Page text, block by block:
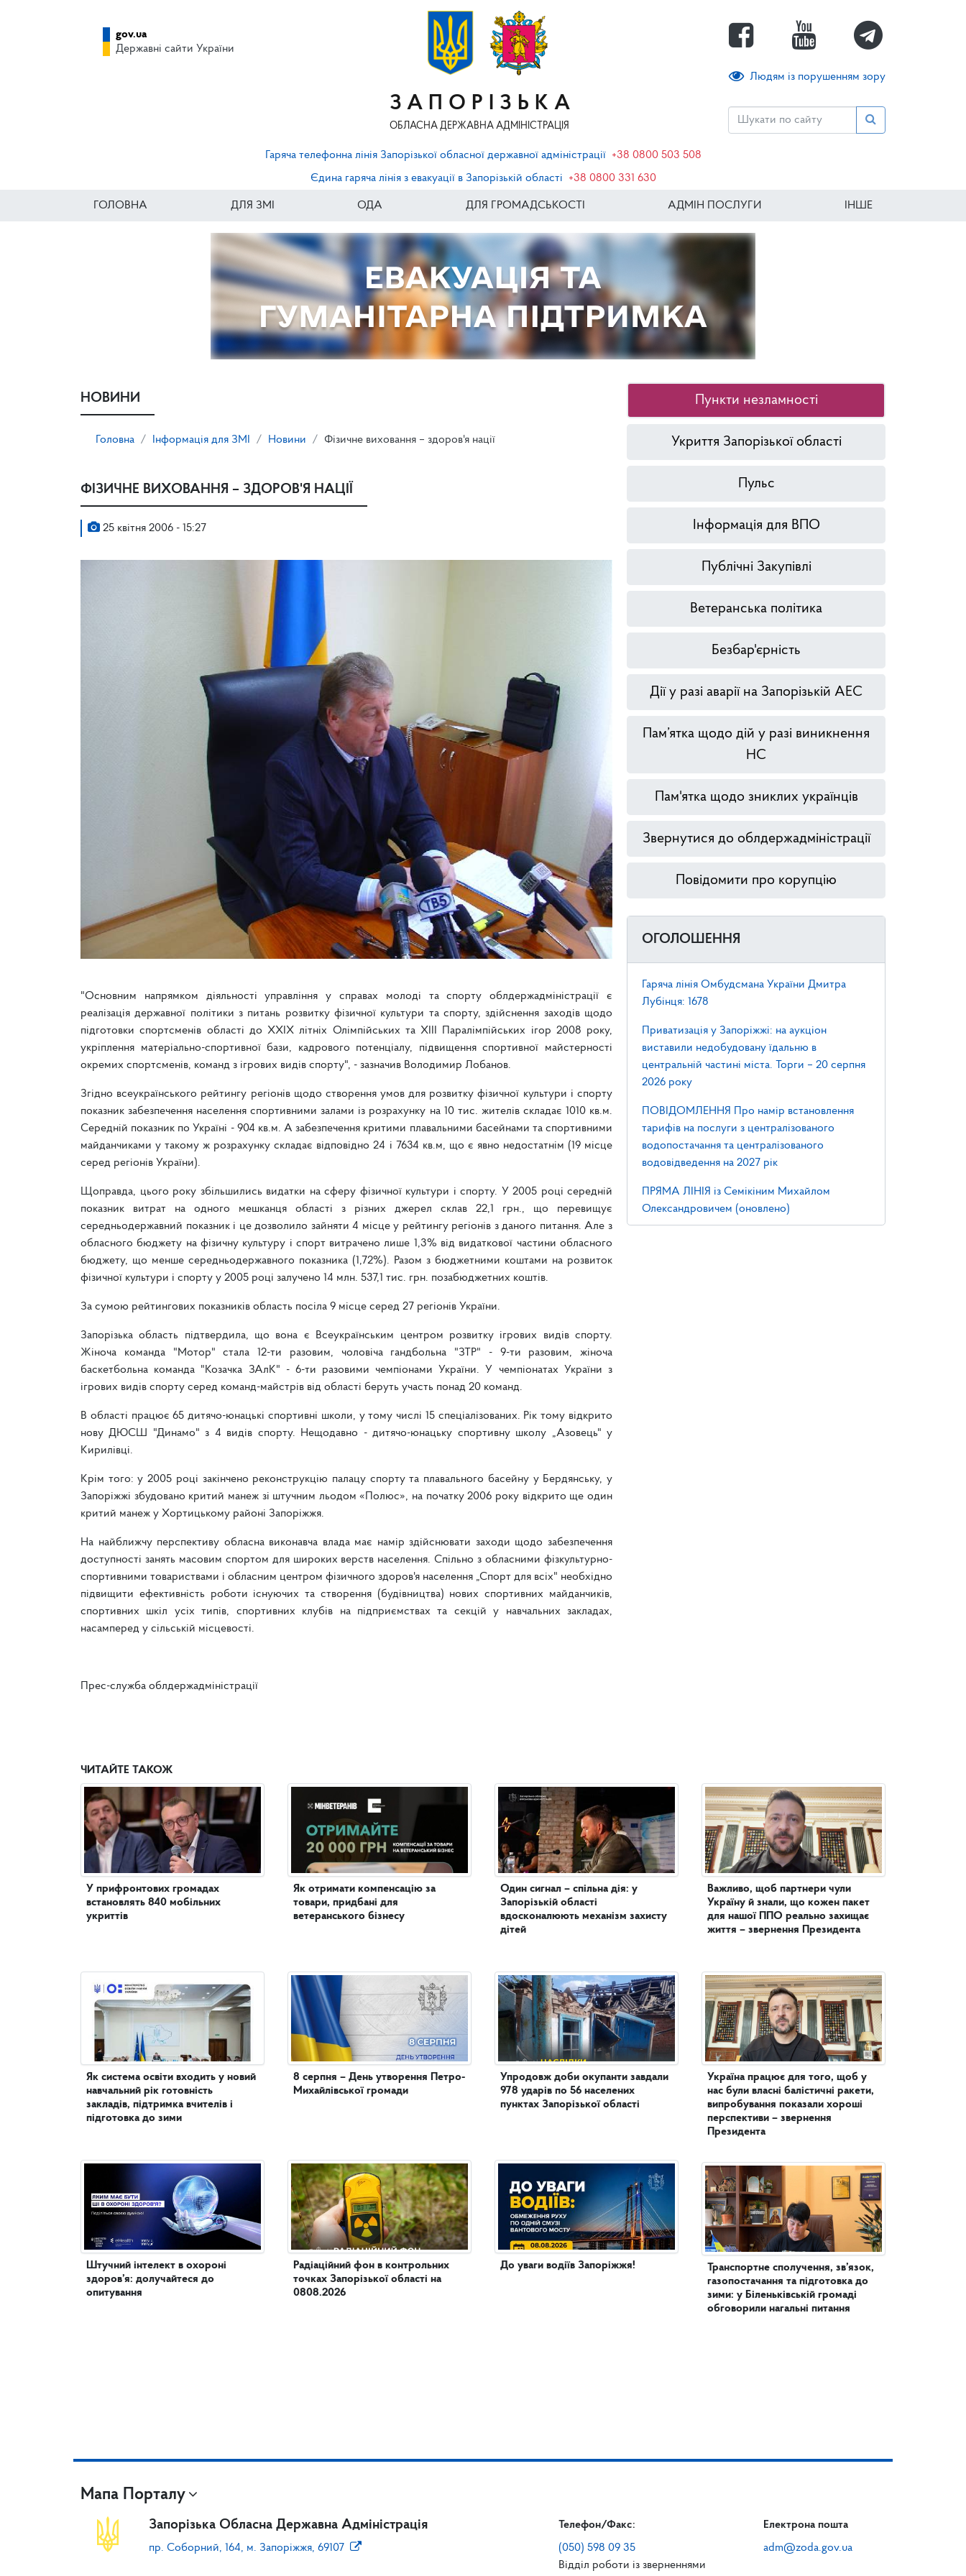
ЗАПОРІЗЬКА
ОБЛАСНА ДЕРЖАВНА АДМІНІСТРАЦІЯ
Людям із порушенням зору
gov.ua
Державні сайти України
Гаряча телефонна лінія Запорізької обласної державної адміністрації +38 0800 503 508
Єдина гаряча лінія з евакуації в Запорізькій області
+38 0800 331 630
ГОЛОВНА ДЛЯ ЗМІ ОДА ДЛЯ ГРОМАДСЬКОСТІ АДМІН ПОСЛУГИ ІНШЕ
НОВИНИ
Головна Інформація для ЗМІ Новини Фізичне виховання – здоров'я нації
ФІЗИЧНЕ ВИХОВАННЯ – ЗДОРОВ'Я НАЦІЇ
25 квітня 2006 - 15:27
"Основним напрямком діяльності управління у справах молоді та спорту облдержадміністрації є
реалізація державної політики з питань розвитку фізичної культури та спорту, здійснення заходів щодо
підготовки спортсменів області до XXIX літніх Олімпійських та XIII Паралімпійських ігор 2008 року,
укріплення матеріально-спортивної бази, кадрового потенціалу, підвищення спортивної майстерності
окремих спортсменів, команд з ігрових видів спорту", - зазначив Володимир Лобанов.
Згідно всеукраїнського рейтингу регіонів щодо створення умов для розвитку фізичної культури і спорту
показник забезпечення населення спортивними залами із розрахунку на 10 тис. жителів складає 1010 кв.м.
Середній показник по Україні - 904 кв.м. А забезпечення критими плавальними басейнами та спортивними
майданчиками у такому ж розрахунку складає відповідно 24 і 7634 кв.м, що є явно недостатнім (19 місце
серед регіонів України).
Щоправда, цього року збільшились видатки на сферу фізичної культури і спорту. У 2005 році середній
показник витрат на одного мешканця області з різних джерел склав 22,1 грн., що перевищує
середньодержавний показник і це дозволило зайняти 4 місце у рейтингу регіонів з даного питання. Але з
обласного бюджету на фізичну культуру і спорт витрачено лише 1,3% від видаткової частини обласного
бюджету, що менше середньодержавного показника (1,72%). Разом з бюджетними коштами на розвиток
фізичної культури і спорту у 2005 році залучено 14 млн. 537,1 тис. грн. позабюджетних коштів.
За сумою рейтингових показників область посіла 9 місце серед 27 регіонів України.
Запорізька область підтвердила, що вона є Всеукраїнським центром розвитку ігрових видів спорту.
Жіноча команда "Мотор" стала 12-ти разовим, чоловіча гандбольна "ЗТР" - 9-ти разовим, жіноча
баскетбольна команда "Козачка ЗАлК" - 6-ти разовими чемпіонами України. У чемпіонатах України з
ігрових видів спорту серед команд-майстрів від області беруть участь понад 20 команд.
В області працює 65 дитячо-юнацькі спортивні школи, у тому числі 15 спеціалізованих. Рік тому відкрито
нову ДЮСШ "Динамо" з 4 видів спорту. Нещодавно - дитячо-юнацьку спортивну школу „Азовець" у
Кирилівці.
Крім того: у 2005 році закінчено реконструкцію палацу спорту та плавального басейну у Бердянську, у
Запоріжжі збудовано критий манеж зі штучним льодом «Полюс», на початку 2006 року відкрито ще один
критий манеж у Хортицькому районі Запоріжжя.
На найближчу перспективу обласна виконавча влада має намір здійснювати заходи щодо забезпечення
доступності занять масовим спортом для широких верств населення. Спільно з обласними фізкультурно-
спортивними товариствами і обласним центром фізичного здоров'я населення „Спорт для всіх" необхідно
підвищити ефективність роботи існуючих та створення (будівництва) нових спортивних майданчиків,
спортивних шкіл усіх типів, спортивних клубів на підприємствах та секцій у навчальних закладах,
насамперед у сільській місцевості.
Прес-служба облдержадміністрації
Пункти незламності
Укриття Запорізької області
Пульс
Інформація для ВПО
Публічні Закупівлі
Ветеранська політика
Безбар'єрність
Дії у разі аварії на Запорізькій АЕС
Пам’ятка щодо дій у разі виникнення
НС
Пам'ятка щодо зниклих українців
Звернутися до облдержадміністрації
Повідомити про корупцію
ОГОЛОШЕННЯ
Гаряча лінія Омбудсмана України Дмитра
Лубінця: 1678
Приватизація у Запоріжжі: на аукціон
виставили недобудовану їдальню в
центральній частині міста. Торги – 20 серпня
2026 року
ПОВІДОМЛЕННЯ Про намір встановлення
тарифів на послуги з централізованого
водопостачання та централізованого
водовідведення на 2027 рік
ПРЯМА ЛІНІЯ із Семікіним Михайлом
Олександровичем (оновлено)
ЧИТАЙТЕ ТАКОЖ
У прифронтових громадах
встановлять 840 мобільних
укриттів
Як система освіти входить у новий
навчальний рік готовність
закладів, підтримка вчителів і
підготовка до зими
Штучний інтелект в охороні
здоров’я: долучайтеся до
опитування
Як отримати компенсацію за
товари, придбані для
ветеранського бізнесу
8 серпня – День утворення Петро-
Михайлівської громади
Радіаційний фон в контрольних
точках Запорізької області на
0808.2026
Один сигнал – спільна дія: у
Запорізькій області
вдосконалюють механізм захисту
дітей
Упродовж доби окупанти завдали
978 ударів по 56 населених
пунктах Запорізької області
До уваги водіїв Запоріжжя!
Важливо, щоб партнери чули
Україну й знали, що кожен пакет
для нашої ППО реально захищає
життя – звернення Президента
Україна працює для того, щоб у
нас були власні балістичні ракети,
випробування показали хороші
перспективи – звернення
Президента
Транспортне сполучення, зв’язок,
газопостачання та підготовка до
зими: у Біленьківській громаді
обговорили нагальні питання
Мапа Порталу
Запорізька Обласна Державна Адміністрація
пр. Соборний, 164, м. Запоріжжя, 69107
Телефон/Факс:
(050) 598 09 35
Відділ роботи із зверненнями
Електрона пошта
adm@zoda.gov.ua